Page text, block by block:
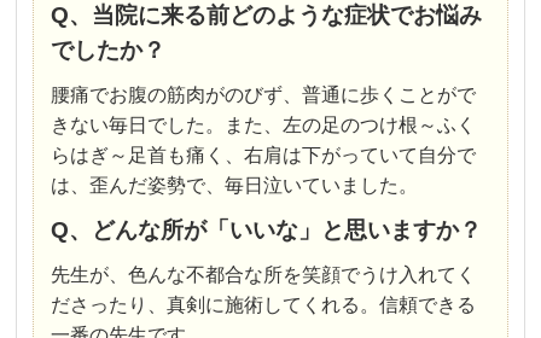
Q、当院に来る前どのような症状でお悩み
でしたか？
腰痛でお腹の筋肉がのびず、普通に歩くことがで
きない毎日でした。また、左の足のつけ根～ふく
らはぎ～足首も痛く、右肩は下がっていて 自分で
は、歪んだ姿勢で、毎日泣いていました。
Q、どんな所が「いいな」と思いますか？
先生が、色んな不都合な所を笑顔でうけ入れてく
ださったり、真剣に施術してくれる。信頼できる